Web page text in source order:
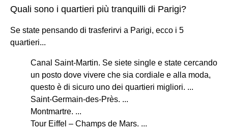
Quali sono i quartieri più tranquilli di Parigi?
Se state pensando di trasferirvi a Parigi, ecco i 5
quartieri...
Canal Saint-Martin. Se siete single e state cercando
un posto dove vivere che sia cordiale e alla moda,
questo è di sicuro uno dei quartieri migliori. ...
Saint-Germain-des-Près. ...
Montmartre. ...
Tour Eiffel – Champs de Mars. ...